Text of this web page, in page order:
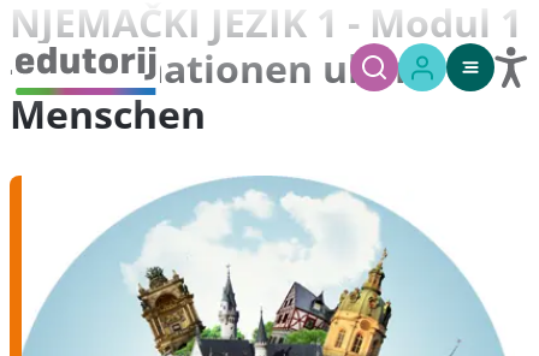
NJEMAČKI JEZIK 1 - Modul 1
- Informationen uber
Menschen